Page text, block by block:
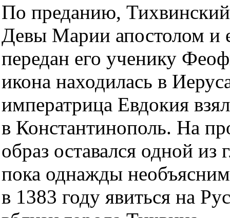
По преданию,
Девы Марии апостолом и
передан его ученику
икона находилась в
императрица Евдокия
в Константинополь. На
образ оставался одной
пока однажды
в 1383 году явиться на